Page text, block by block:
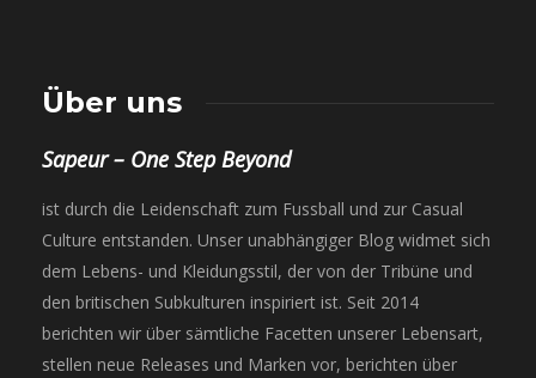
Über uns
Sapeur – One Step Beyond
ist durch die Leidenschaft zum Fussball und zur Casual
Culture entstanden. Unser unabhängiger Blog widmet sich
dem Lebens- und Kleidungsstil, der von der Tribüne und
den britischen Subkulturen inspiriert ist. Seit 2014
berichten wir über sämtliche Facetten unserer Lebensart,
stellen neue Releases und Marken vor, berichten über